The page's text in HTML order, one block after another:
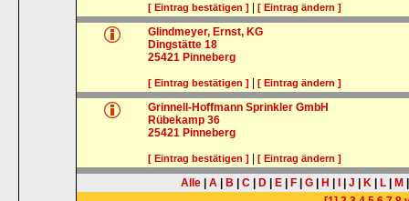
[ Eintrag bestätigen ] |[ Eintrag ändern ]
Glindmeyer, Ernst, KG
Dingstätte 18
25421 Pinneberg
[ Eintrag bestätigen ] |[ Eintrag ändern ]
Grinnell-Hoffmann Sprinkler GmbH
Rübekamp 36
25421 Pinneberg
[ Eintrag bestätigen ] |[ Eintrag ändern ]
Alle A B C D E F G H J K L M